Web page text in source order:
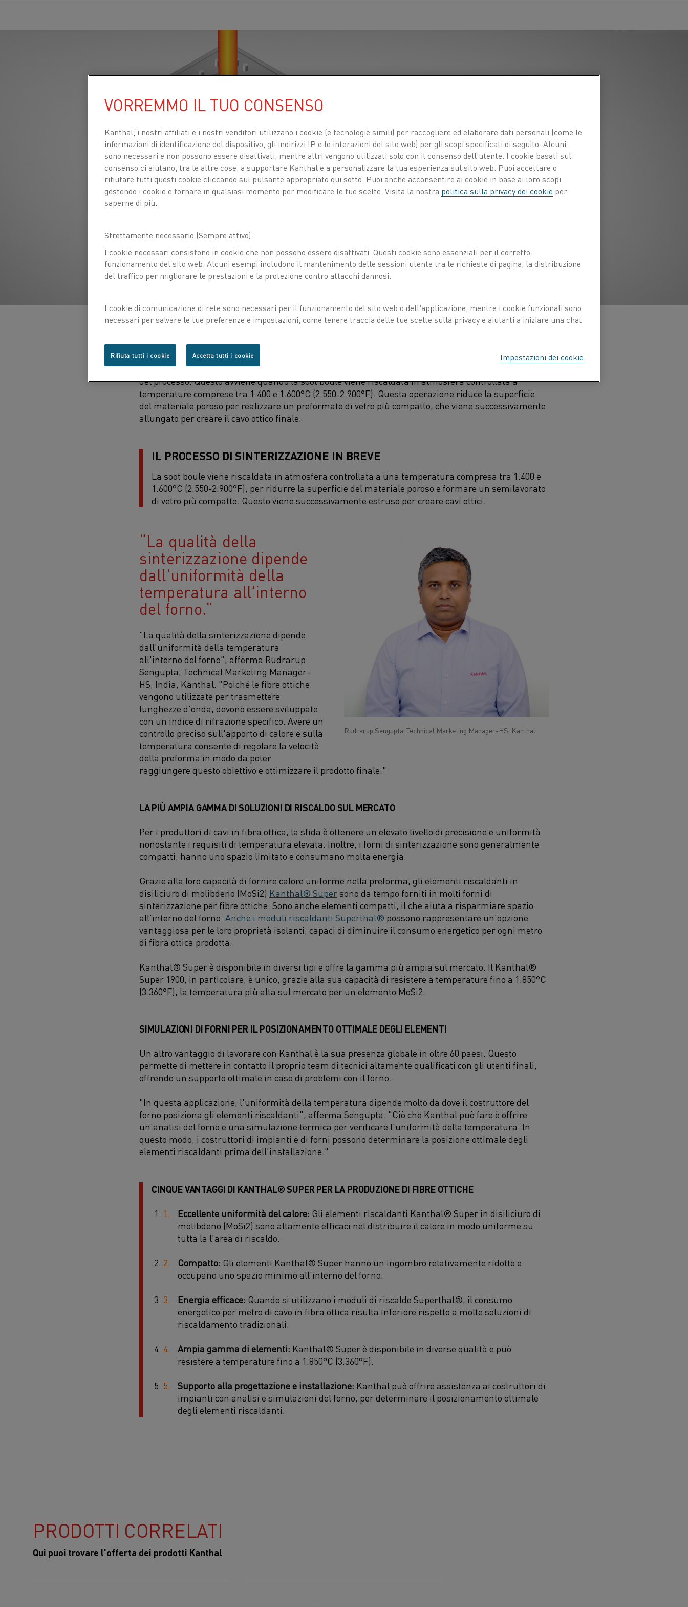
Anche se ci sono vari metodi per produrre cavi in fibra ottica, quali la Modified Chemical Vapor
Deposition (MCVD) o la Outside Vapor Deposition (OVD), la sinterizzazione rimane una fase cruciale
del processo. Questo avviene quando la soot boule viene riscaldata in atmosfera controllata a
temperature comprese tra 1.400 e 1.600°C (2.550-2.900°F). Questa operazione riduce la superficie
del materiale poroso per realizzare un preformato di vetro più compatto, che viene successivamente
allungato per creare il cavo ottico finale.
IL PROCESSO DI SINTERIZZAZIONE IN BREVE
La soot boule viene riscaldata in atmosfera controllata a una temperatura compresa tra 1.400 e
1.600°C (2.550-2.900°F), per ridurre la superficie del materiale poroso e formare un semilavorato
di vetro più compatto. Questo viene successivamente estruso per creare cavi ottici.
Rudrarup Sengupta, Technical Marketing Manager-HS, Kanthal
La qualità della
sinterizzazione dipende
dall'uniformità della
temperatura all'interno
del forno.
"La qualità della sinterizzazione dipende
dall'uniformità della temperatura
all'interno del forno", afferma Rudrarup
Sengupta, Technical Marketing Manager-
HS, India, Kanthal. "Poiché le fibre ottiche
vengono utilizzate per trasmettere
lunghezze d'onda, devono essere sviluppate
con un indice di rifrazione specifico. Avere un
controllo preciso sull'apporto di calore e sulla
temperatura consente di regolare la velocità
della preforma in modo da poter
raggiungere questo obiettivo e ottimizzare il prodotto finale."
LA PIÙ AMPIA GAMMA DI SOLUZIONI DI RISCALDO SUL MERCATO
Per i produttori di cavi in ​​fibra ottica, la sfida è ottenere un elevato livello di precisione e uniformità
nonostante i requisiti di temperatura elevata. Inoltre, i forni di sinterizzazione sono generalmente
compatti, hanno uno spazio limitato e consumano molta energia.
Grazie alla loro capacità di fornire calore uniforme nella preforma, gli elementi riscaldanti in
disiliciuro di molibdeno (MoSi2) Kanthal® Supersono da tempo forniti in molti forni di
sinterizzazione per fibre ottiche. Sono anche elementi compatti, il che aiuta a risparmiare spazio
all'interno del forno. Anche i moduli riscaldanti Superthal® possono rappresentare un'opzione
vantaggiosa per le loro proprietà isolanti, capaci di diminuire il consumo energetico per ogni metro
di fibra ottica prodotta.
Kanthal® Super è disponibile in diversi tipi e offre la gamma più ampia sul mercato. Il Kanthal®
Super 1900, in particolare, è unico, grazie alla sua capacità di resistere a temperature fino a 1.850°C
(3.360°F), la temperatura più alta sul mercato per un elemento MoSi2.
SIMULAZIONI DI FORNI PER IL POSIZIONAMENTO OTTIMALE DEGLI ELEMENTI
Un altro vantaggio di lavorare con Kanthal è la sua presenza globale in oltre 60 paesi. Questo
permette di mettere in contatto il proprio team di tecnici altamente qualificati con gli utenti finali,
offrendo un supporto ottimale in caso di problemi con il forno.
"In questa applicazione, l'uniformità della temperatura dipende molto da dove il costruttore del
forno posiziona gli elementi riscaldanti", afferma Sengupta. "Ciò che Kanthal può fare è offrire
un'analisi del forno e una simulazione termica per verificare l'uniformità della temperatura. In
questo modo, i costruttori di impianti e di forni possono determinare la posizione ottimale degli
elementi riscaldanti prima dell'installazione."
CINQUE VANTAGGI DI KANTHAL® SUPER PER LA PRODUZIONE DI FIBRE OTTICHE
Eccellente uniformità del calore: Gli elementi riscaldanti Kanthal® Super in disiliciuro di
molibdeno (MoSi2) sono altamente efficaci nel distribuire il calore in modo uniforme su
tutta la l'area di riscaldo.
Compatto: Gli elementi Kanthal® Super hanno un ingombro relativamente ridotto e
occupano uno spazio minimo all'interno del forno.
Energia efficace: Quando si utilizzano i moduli di riscaldo Superthal®, il consumo
energetico per metro di cavo in fibra ottica risulta inferiore rispetto a molte soluzioni di
riscaldamento tradizionali.
Ampia gamma di elementi: Kanthal® Super è disponibile in diverse qualità e può
resistere a temperature fino a 1.850°C (3.360°F).
Supporto alla progettazione e installazione: Kanthal può offrire assistenza ai costruttori di
impianti con analisi e simulazioni del forno, per determinare il posizionamento ottimale
degli elementi riscaldanti.
PRODOTTI CORRELATI
Qui puoi trovare l'offerta dei prodotti Kanthal
VORREMMO IL TUO CONSENSO
Kanthal, i nostri affiliati e i nostri venditori utilizzano i cookie (e tecnologie simili) per raccogliere ed elaborare dati personali (come le
informazioni di identificazione del dispositivo, gli indirizzi IP e le interazioni del sito web) per gli scopi specificati di seguito. Alcuni
sono necessari e non possono essere disattivati, mentre altri vengono utilizzati solo con il consenso dell'utente. I cookie basati sul
consenso ci aiutano, tra le altre cose, a supportare Kanthal e a personalizzare la tua esperienza sul sito web. Puoi accettare o
rifiutare tutti questi cookie cliccando sul pulsante appropriato qui sotto. Puoi anche acconsentire ai cookie in base ai loro scopi
gestendo i cookie e tornare in qualsiasi momento per modificare le tue scelte. Visita la nostra politica sulla privacy dei cookie per
saperne di più.
Strettamente necessario (Sempre attivo)
I cookie necessari consistono in cookie che non possono essere disattivati. Questi cookie sono essenziali per il corretto
funzionamento del sito web. Alcuni esempi includono il mantenimento delle sessioni utente tra le richieste di pagina, la distribuzione
del traffico per migliorare le prestazioni e la protezione contro attacchi dannosi.
I cookie di comunicazione di rete sono necessari per il funzionamento del sito web o dell'applicazione, mentre i cookie funzionali sono
necessari per salvare le tue preferenze e impostazioni, come tenere traccia delle tue scelte sulla privacy e aiutarti a iniziare una chat
Impostazioni dei cookie
Rifiuta tutti i cookie Accetta tutti i cookie